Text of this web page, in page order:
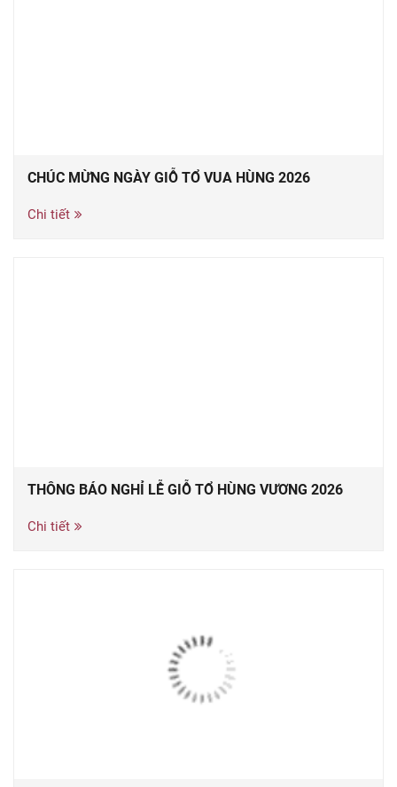
CHÚC MỪNG NGÀY GIỖ TỔ VUA HÙNG 2026
Chi tiết
THÔNG BÁO NGHỈ LỄ GIỖ TỔ HÙNG VƯƠNG 2026
Chi tiết